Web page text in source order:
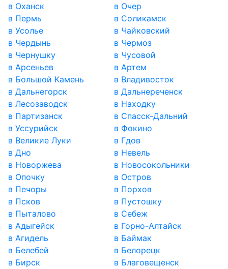
в Оханск
в Очер
в Пермь
в Соликамск
в Усолье
в Чайковский
в Чердынь
в Чермоз
в Чернушку
в Чусовой
в Арсеньев
в Артем
в Большой Камень
в Владивосток
в Дальнегорск
в Дальнереченск
в Лесозаводск
в Находку
в Партизанск
в Спасск-Дальний
в Уссурийск
в Фокино
в Великие Луки
в Гдов
в Дно
в Невель
в Новоржева
в Новосокольники
в Опочку
в Остров
в Печоры
в Порхов
в Псков
в Пустошку
в Пыталово
в Себеж
в Адыгейск
в Горно-Алтайск
в Агидель
в Баймак
в Белебей
в Белорецк
в Бирск
в Благовещенск